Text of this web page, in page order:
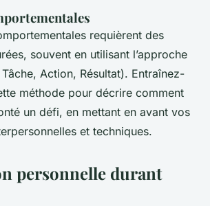
requièrent des
souvent en utilisant l’approche
Action, Résultat). Entraînez-
méthode pour décrire comment
un défi, en mettant en avant vos
et techniques.
personnelle durant